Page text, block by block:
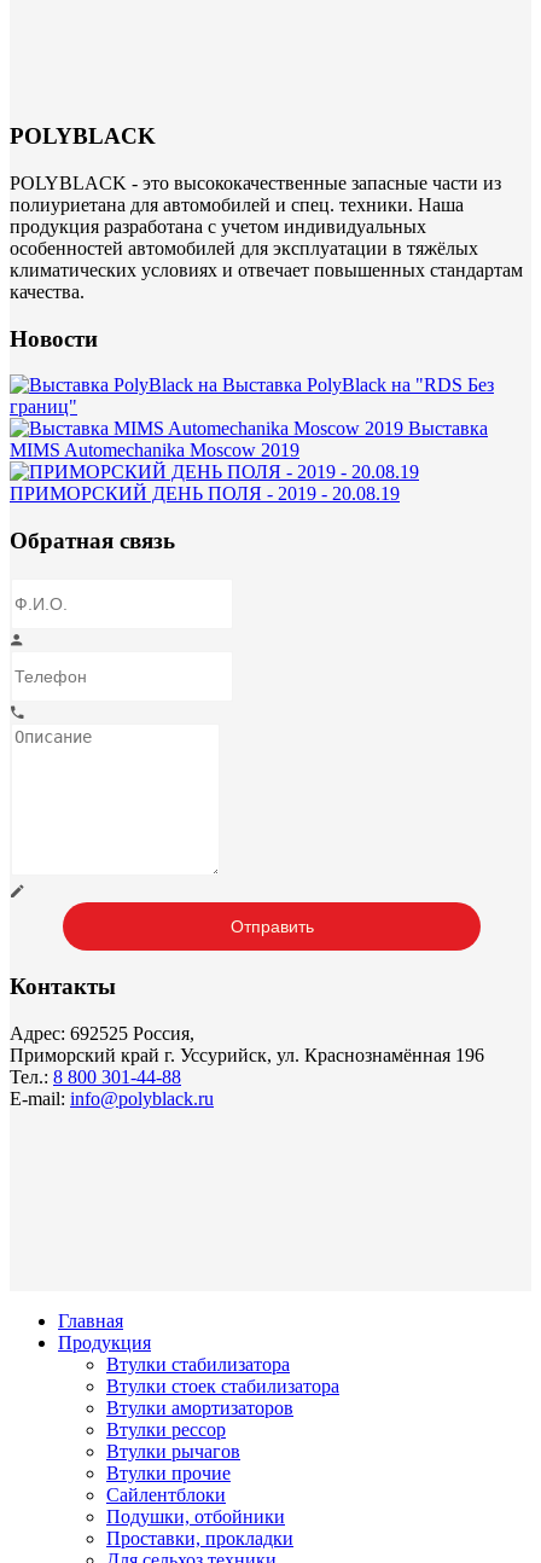
POLYBLACK
POLYBLACK - это высококачественные запасные части из
полиуриетана для автомобилей и спец. техники. Наша
продукция разработана с учетом индивидуальных
особенностей автомобилей для эксплуатации в тяжёлых
климатических условиях и отвечает повышенных стандартам
качества.
Новости
Выставка PolyBlack на "RDS Без
границ"
Выставка
MIMS Automechanika Moscow 2019
ПРИМОРСКИЙ ДЕНЬ ПОЛЯ - 2019 - 20.08.19
Обратная связь
Контакты
Адрес: 692525 Россия,
Приморский край г. Уссурийск, ул. Краснознамённая 196
Тел.: 8 800 301-44-88
E-mail: info@polyblack.ru
Главная
Продукция
Втулки стабилизатора
Втулки стоек стабилизатора
Втулки амортизаторов
Втулки рессор
Втулки рычагов
Втулки прочие
Сайлентблоки
Подушки, отбойники
Проставки, прокладки